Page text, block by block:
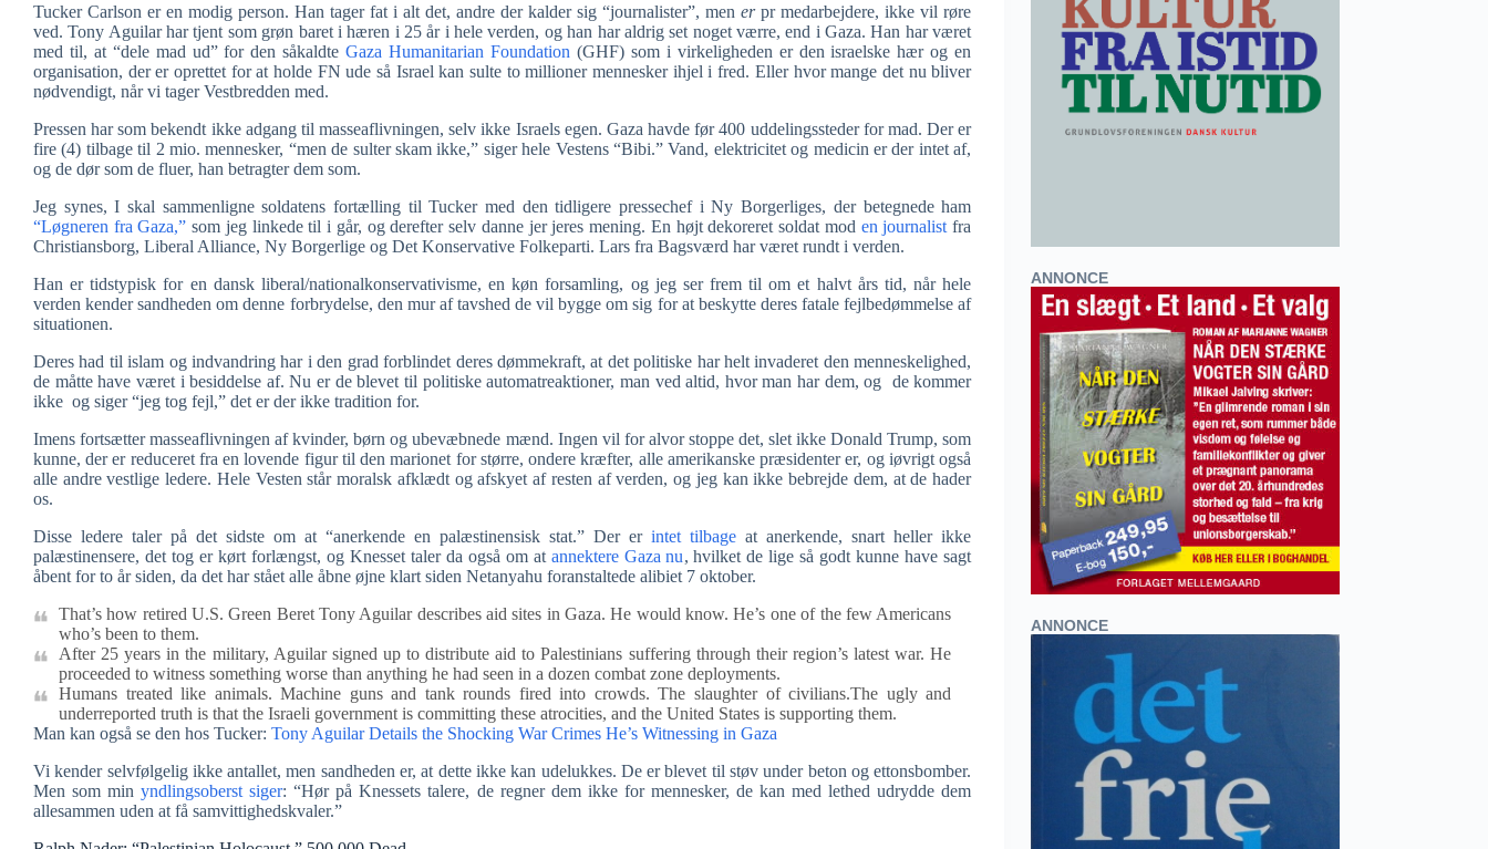
Tucker Carlson er en modig person. Han tager fat i alt det, andre der kalder sig “journalister”, menerpr medarbejdere, ikke vil røre
ved. Tony Aguilar har tjent som grøn baret i hæren i 25 år i hele verden, og han har aldrig set noget værre, end i Gaza. Han har været
med til, at “dele mad ud” for den såkaldteGaza Humanitarian Foundation (GHF) som i virkeligheden er den israelske hær og en
organisation, der er oprettet for at holde FN ude så Israel kan sulte to millioner mennesker ihjel i fred. Eller hvor mange det nu bliver
nødvendigt, når vi tager Vestbredden med.
Pressen har som bekendt ikke adgang til masseaflivningen, selv ikke Israels egen. Gaza havde før 400 uddelingssteder for mad. Der er
fire (4) tilbage til 2 mio. mennesker, “men de sulter skam ikke,” siger hele Vestens “Bibi.” Vand, elektricitet og medicin er der intet af,
og de dør som de fluer, han betragter dem som.
Jeg synes, I skal sammenligne soldatens fortælling til Tucker med den tidligere pressechef i Ny Borgerliges, der betegnede ham
“Løgneren fra Gaza,” som jeg linkede til i går, og derefter selv danne jer jeres mening. En højt dekoreret soldat mod en journalist fra
Christiansborg, Liberal Alliance, Ny Borgerlige og Det Konservative Folkeparti. Lars fra Bagsværd har været rundt i verden.
Han er tidstypisk for en dansk liberal/nationalkonservativisme, en køn forsamling, og jeg ser frem til om et halvt års tid, når hele
verden kender sandheden om denne forbrydelse, den mur af tavshed de vil bygge om sig for at beskytte deres fatale fejlbedømmelse af
situationen.
Deres had til islam og indvandring har i den grad forblindet deres dømmekraft, at det politiske har helt invaderet den menneskelighed,
de måtte have været i besiddelse af. Nu er de blevet til politiske automatreaktioner, man ved altid, hvor man har dem, og de kommer
ikke og siger “jeg tog fejl,” det er der ikke tradition for.
Imens fortsætter masseaflivningen af kvinder, børn og ubevæbnede mænd. Ingen vil for alvor stoppe det, slet ikke Donald Trump, som
kunne, der er reduceret fra en lovende figur til den marionet for større, ondere kræfter, alle amerikanske præsidenter er, og iøvrigt også
alle andre vestlige ledere. Hele Vesten står moralsk afklædt og afskyet af resten af verden, og jeg kan ikke bebrejde dem, at de hader
os.
Disse ledere taler på det sidste om at “anerkende en palæstinensisk stat.” Der erintet tilbage at anerkende, snart heller ikke
palæstinensere, det tog er kørt forlængst, og Knesset taler da også om at annektere Gaza nu, hvilket de lige så godt kunne have sagt
åbent for to år siden, da det har stået alle åbne øjne klart siden Netanyahu foranstaltede alibiet 7 oktober.
That’s how retired U.S. Green Beret Tony Aguilar describes aid sites in Gaza. He would know. He’s one of the few Americans
who’s been to them.
After 25 years in the military, Aguilar signed up to distribute aid to Palestinians suffering through their region’s latest war. He
proceeded to witness something worse than anything he had seen in a dozen combat zone deployments.
Humans treated like animals. Machine guns and tank rounds fired into crowds. The slaughter of civilians.The ugly and
underreported truth is that the Israeli government is committing these atrocities, and the United States is supporting them.
Man kan også se den hos Tucker: Tony Aguilar Details the Shocking War Crimes He’s Witnessing in Gaza
Vi kender selvfølgelig ikke antallet, men sandheden er, at dette ikke kan udelukkes. De er blevet til støv under beton og ettonsbomber.
Men som minyndlingsoberst siger: “Hør på Knessets talere, de regner dem ikke for mennesker, de kan med lethed udrydde dem
allesammen uden at få samvittighedskvaler.”
ANNONCE
ANNONCE